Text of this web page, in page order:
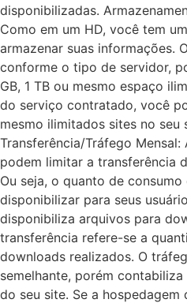
disponibilizadas.
Como em um HD, você tem
armazenar suas informações.
conforme o tipo de servidor,
GB, 1 TB ou mesmo espaço
do serviço contratado, você
mesmo ilimitados sites no seu
Transferência/Tráfego Mensal:
podem limitar a transferência
Ou seja, o quanto de
disponibilizar para seus
disponibiliza arquivos para
transferência refere-se a
downloads realizados. O
semelhante, porém
do seu site. Se a